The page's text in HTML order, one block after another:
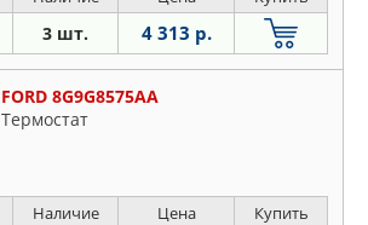
3 шт. 4 313 р.
FORD 8G9G8575AA
Термостат
Наличие Цена Купить